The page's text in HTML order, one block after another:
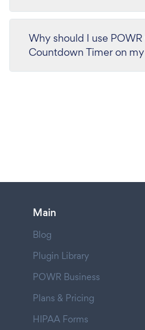
Why should I use
Countdown Timer on
Main
Blog
Plugin Library
POWR Business
Plans & Pricing
HIPAA Forms